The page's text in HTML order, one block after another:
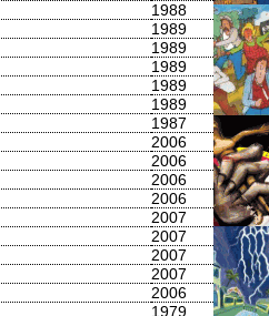
1988
1989
1989
1989
1989
1989
1987
2006
2006
2006
2006
2007
2007
2007
2007
2006
1979